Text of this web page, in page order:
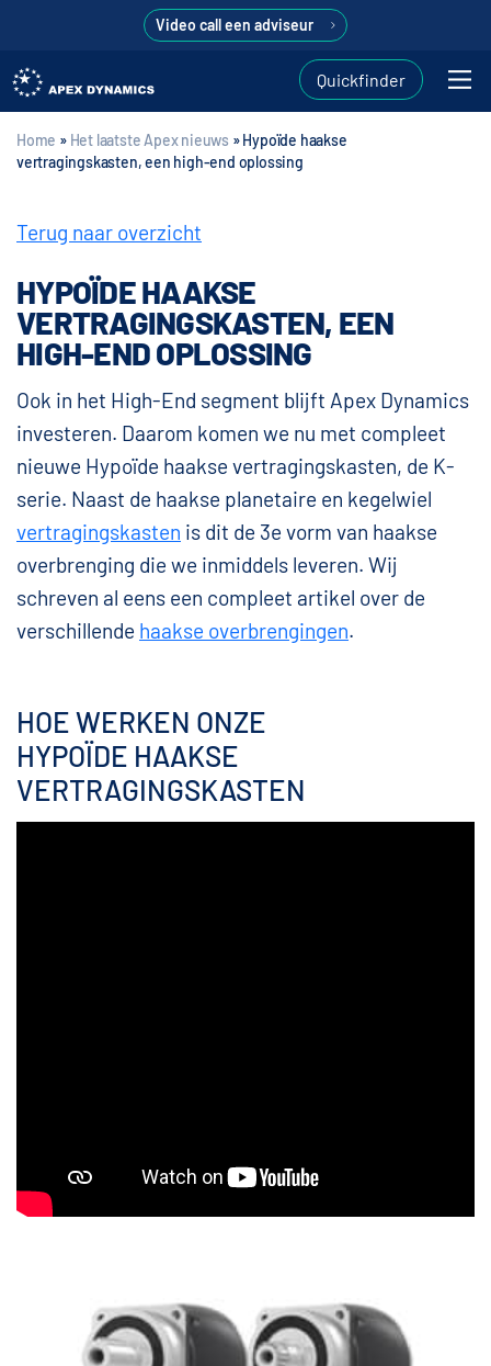
Video call een adviseur
Quickfinder
Home » Het laatste Apex nieuws »Hypoïde haakse
vertragingskasten, een high-end oplossing
Terug naar overzicht
HYPOÏDE HAAKSE
VERTRAGINGSKASTEN, EEN
HIGH-END OPLOSSING
Ook in het High-End segment blijft Apex Dynamics
investeren. Daarom komen we nu met compleet
nieuwe Hypoïde haakse vertragingskasten, de K-
serie. Naast de haakse planetaire en kegelwiel
vertragingskasten is dit de 3e vorm van haakse
overbrenging die we inmiddels leveren. Wij
schreven al eens een compleet artikel over de
verschillende haakse overbrengingen.
HOE WERKEN ONZE
HYPOÏDE HAAKSE
VERTRAGINGSKASTEN